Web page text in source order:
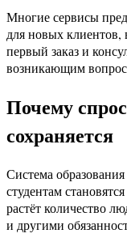
Многие сервисы
для новых клиентов,
первый заказ и
возникающим
Почему
сохраняется
Система
студентам
растёт количество
и другими